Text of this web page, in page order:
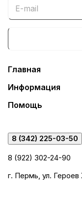
Главная
Информация
Помощь
8 (342) 225-03-50
8 (922) 302-24-90
г. Пермь, ул. Героев